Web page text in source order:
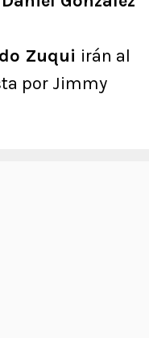
Zuqui irán al
por Jimmy